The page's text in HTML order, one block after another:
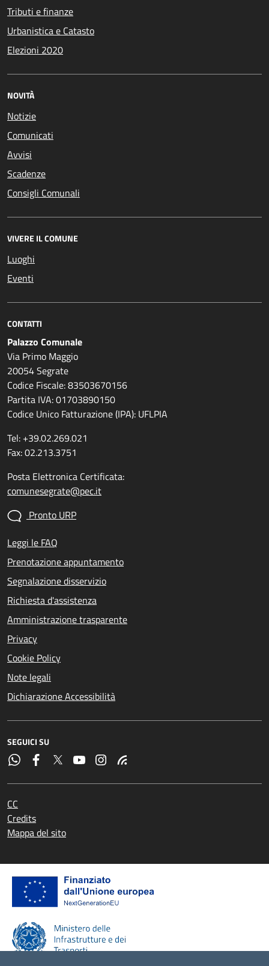
Tributi e finanze
Urbanistica e Catasto
Elezioni 2020
NOVITÀ
Notizie
Comunicati
Avvisi
Scadenze
Consigli Comunali
VIVERE IL COMUNE
Luoghi
Eventi
CONTATTI
Palazzo Comunale
Via Primo Maggio
20054 Segrate
Codice Fiscale: 83503670156
Partita IVA: 01703890150
Codice Unico Fatturazione (IPA): UFLPIA
Tel: +39.02.269.021
Fax: 02.213.3751
Posta Elettronica Certificata:
comunesegrate@pec.it
Pronto URP
Leggi le FAQ
Prenotazione appuntamento
Segnalazione disservizio
Richiesta d'assistenza
Amministrazione trasparente
Privacy
Cookie Policy
Note legali
Dichiarazione Accessibilità
SEGUICI SU
CC
Credits
Mappa del sito